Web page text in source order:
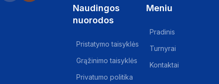
Naudingos
nuorodos
Pristatymo taisyklės
Grąžinimo taisyklės
Privatumo politika
Meniu
Pradinis
Turnyrai
Kontaktai